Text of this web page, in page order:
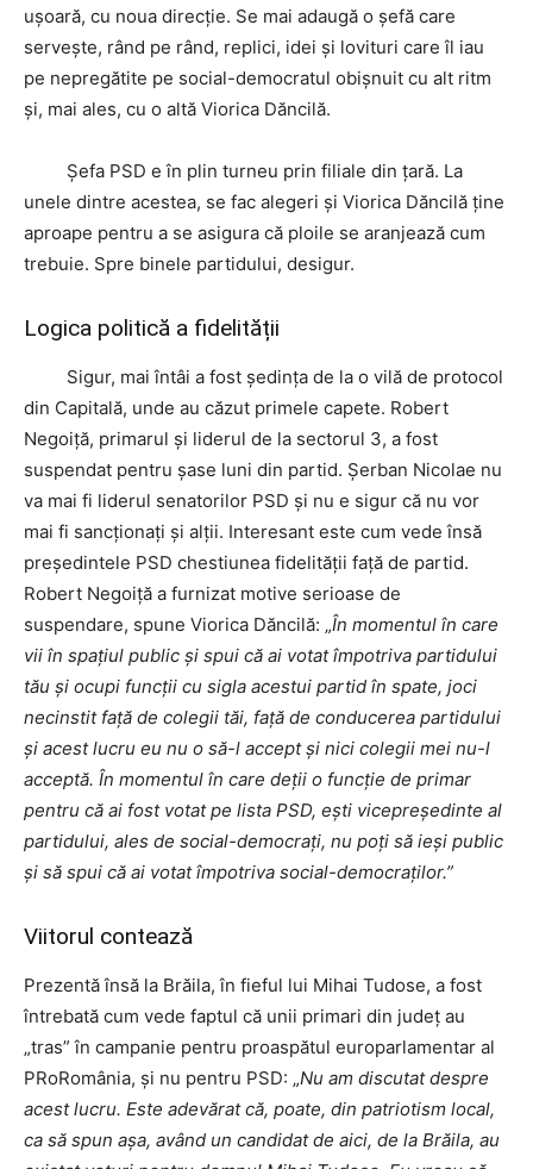
ușoară, cu noua direcție. Se mai adaugă o șefă care
servește, rând pe rând, replici, idei și lovituri care îl iau
pe nepregătite pe social-democratul obișnuit cu alt ritm
și, mai ales, cu o altă Viorica Dăncilă.
Șefa PSD e în plin turneu prin filiale din țară. La
unele dintre acestea, se fac alegeri și Viorica Dăncilă ține
aproape pentru a se asigura că ploile se aranjează cum
trebuie. Spre binele partidului, desigur.
Logica politică a fidelității
Sigur, mai întâi a fost ședința de la o vilă de protocol
din Capitală, unde au căzut primele capete. Robert
Negoiță, primarul și liderul de la sectorul 3, a fost
suspendat pentru șase luni din partid. Șerban Nicolae nu
va mai fi liderul senatorilor PSD și nu e sigur că nu vor
mai fi sancționați și alții. Interesant este cum vede însă
președintele PSD chestiunea fidelității față de partid.
Robert Negoiță a furnizat motive serioase de
suspendare, spune Viorica Dăncilă: „În momentul în care
vii în spațiul public și spui că ai votat împotriva partidului
tău și ocupi funcții cu sigla acestui partid în spate, joci
necinstit față de colegii tăi, față de conducerea partidului
și acest lucru eu nu o să-l accept și nici colegii mei nu-l
acceptă. În momentul în care deții o funcție de primar
pentru că ai fost votat pe lista PSD, ești vicepreședinte al
partidului, ales de social-democrați, nu poți să ieși public
și să spui că ai votat împotriva social-democraților.”
Viitorul contează
Prezentă însă la Brăila, în fieful lui Mihai Tudose, a fost
întrebată cum vede faptul că unii primari din județ au
„tras” în campanie pentru proaspătul europarlamentar al
PRoRomânia, și nu pentru PSD: „Nu am discutat despre
acest lucru. Este adevărat că, poate, din patriotism local,
ca să spun așa, având un candidat de aici, de la Brăila, au